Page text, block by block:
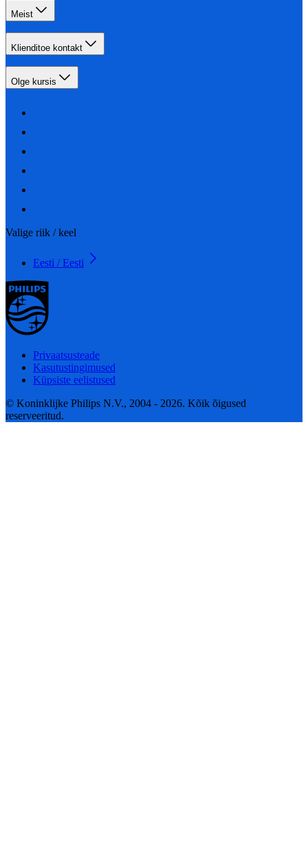
Meist
Klienditoe kontakt
Olge kursis
Valige riik / keel
Eesti / Eesti
Privaatsusteade
Kasutustingimused
Küpsiste eelistused
© Koninklijke Philips N.V., 2004 - 2026. Kõik õigused
reserveeritud.